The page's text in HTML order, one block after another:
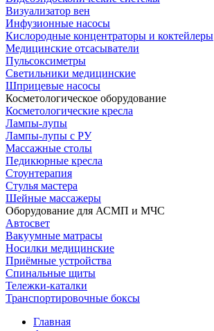
Визуализатор вен
Инфузионные насосы
Кислородные концентраторы и коктейлеры
Медицинские отсасыватели
Пульсоксиметры
Светильники медицинские
Шприцевые насосы
Косметологическое оборудование
Косметологические кресла
Лампы-лупы
Лампы-лупы с РУ
Массажные столы
Педикюрные кресла
Стоунтерапия
Стулья мастера
Шейные массажеры
Оборудование для АСМП и МЧС
Автосвет
Вакуумные матрасы
Носилки медицинские
Приёмные устройства
Спинальные щиты
Тележки-каталки
Транспортировочные боксы
Главная